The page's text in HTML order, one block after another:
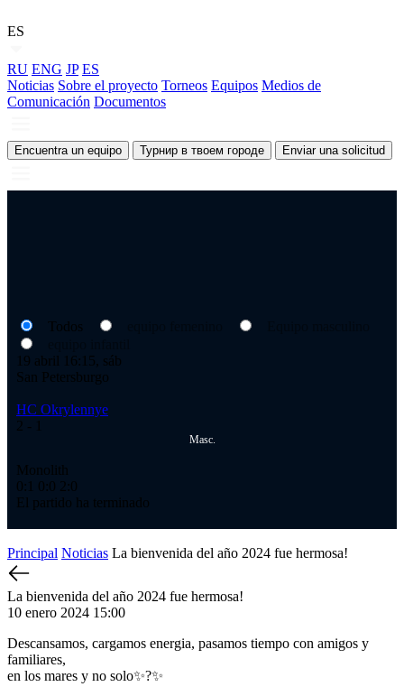
ES
RU ENG JP ES
Noticias Sobre el proyecto Torneos Equipos Medios de
Comunicación Documentos
Encuentra un equipo Турнир в твоем городе Enviar una solicitud
Todos
19 abril 16:15, sáb
San Petersburgo
HC Okrylennye
2 - 1
Masc.
Monolith
0:1 0:0 2:0
El partido ha terminado
Principal Noticias La bienvenida del año 2024 fue hermosa!
La bienvenida del año 2024 fue hermosa!
10 enero 2024 15:00
Descansamos, cargamos energia, pasamos tiempo con amigos y
familiares,
en los mares y no solo✨?✨